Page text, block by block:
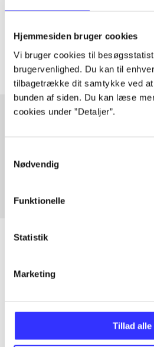
Hjemmesiden bruger cookies
Vi bruger cookies til
brugervenlighed. Du kan til
tilbagetrække dit samtykke ved at
bunden af siden. Du kan læse
cookies under ”Detaljer”.
Nødvendig
Funktionelle
Statistik
Marketing
Tillad alle
Artiklerne i handler ofte om
Fra
Artikler